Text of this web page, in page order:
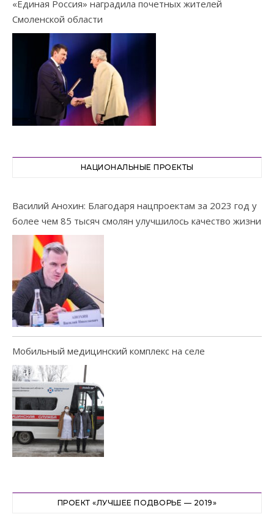
«Единая Россия» наградила почетных жителей
Смоленской области
НАЦИОНАЛЬНЫЕ ПРОЕКТЫ
Василий Анохин: Благодаря нацпроектам за 2023 год у
более чем 85 тысяч смолян улучшилось качество жизни
Мобильный медицинский комплекс на селе
ПРОЕКТ «ЛУЧШЕЕ ПОДВОРЬЕ — 2019»